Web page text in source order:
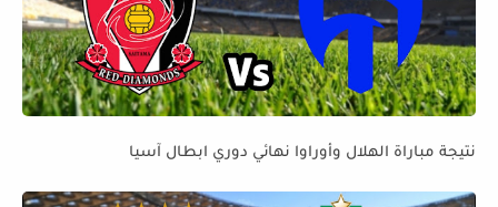
نتيجة مباراة الهلال وأوراوا نهائي دوري ابطال آسيا